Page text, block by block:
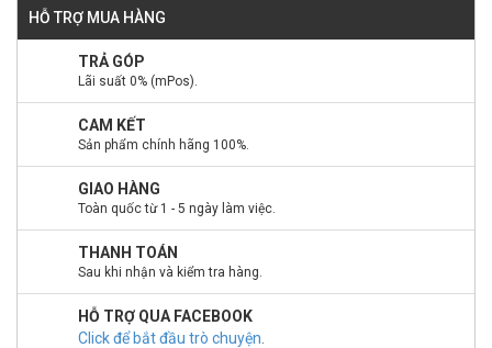
HỖ TRỢ MUA HÀNG
TRẢ GÓP
Lãi suất 0% (mPos).
CAM KẾT
Sản phẩm chính hãng 100%.
GIAO HÀNG
Toàn quốc từ 1 - 5 ngày làm việc.
THANH TOÁN
Sau khi nhận và kiểm tra hàng.
HỖ TRỢ QUA FACEBOOK
Click để bắt đầu trò chuyện.